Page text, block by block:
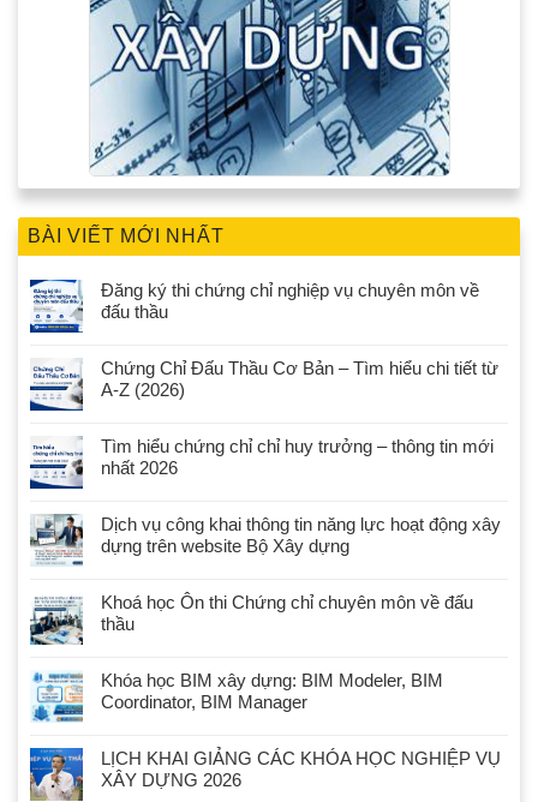
BÀI VIẾT MỚI NHẤT
Đăng ký thi chứng chỉ nghiệp vụ chuyên môn về
đấu thầu
Chứng Chỉ Đấu Thầu Cơ Bản – Tìm hiểu chi tiết từ
A-Z (2026)
Tìm hiểu chứng chỉ chỉ huy trưởng – thông tin mới
nhất 2026
Dịch vụ công khai thông tin năng lực hoạt động xây
dựng trên website Bộ Xây dựng
Khoá học Ôn thi Chứng chỉ chuyên môn về đấu
thầu
Khóa học BIM xây dựng: BIM Modeler, BIM
Coordinator, BIM Manager
LỊCH KHAI GIẢNG CÁC KHÓA HỌC NGHIỆP VỤ
XÂY DỰNG 2026